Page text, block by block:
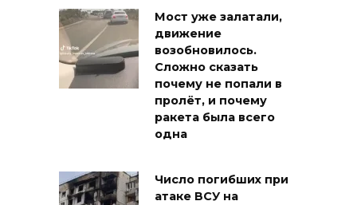
Мост уже залатали,
движение
возобновилось.
Сложно сказать
почему не попали в
пролёт, и почему
ракета была всего
одна
Число погибших при
атаке ВСУ на